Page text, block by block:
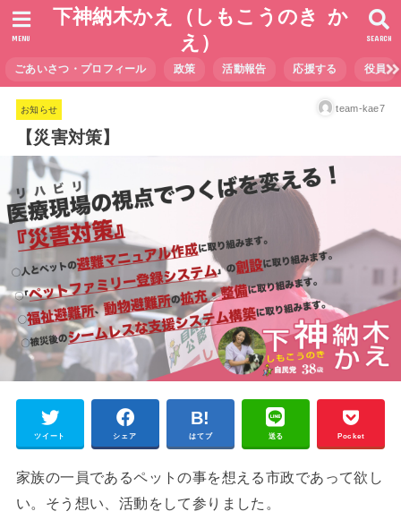
下神納木かえ（しもこうのき か
え）
SEARCH
MENU
ごあいさつ・プロフィール 政策 活動報告 応援する 役員
お知らせ team-kae7
【災害対策】
ツイート シェア はてブ 送る Pocket
家族の一員であるペットの事を想える市政であって欲し
い。そう想い、活動をして参りました。